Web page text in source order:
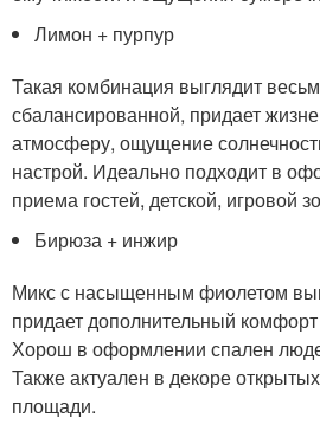
Лимон + пурпур
Такая комбинация выглядит
сбалансированной, придает
атмосферу, ощущение
настрой. Идеально подходит в
приема гостей, детской, игровой
Бирюза + инжир
Микс с насыщенным фиолетом
придает дополнительный комфорт
Хорош в оформлении спален
Также актуален в декоре
площади.